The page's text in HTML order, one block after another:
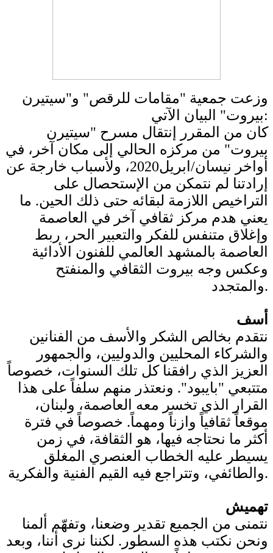
وزعت جمعية "مقامات للرقص" و"سيتيرن
بيروت" البيان الآتي:
‏كان من المقرر إنتقال مسرح "سيتيرن
بيروت" من مركزه الحالي إلى مكان آخر، في
أواخر نيسان/ابريل2020، ولأسباب خارجة عن
إرادتنا لم نتمكن من الإستحصال على
التراخيص اللازمة لبقائه حتى ذلك الحين. ما
يعني هدم مركز ثقافي آخر في العاصمة
وإغلاق متنفس للفكر والتعبير الحر، ربط
العاصمة بالمشهد العالمي للفنون الأدائية
وعكس وجه بيروت الثقافي والمنفتح
والمتجدد.
أسف
نتقدم بخالص الشكر والأسف من الفنانين
والشركاء المحليين والدوليين، والجمهور
العزيز الذي رافقنا كل تلك السنوات، خصوصاً
متتبعي "بايبود". ونعتذر منهم سلفاً على هذا
القرار الذي تخسر معه العاصمة، ولبنان،
موقعاً ثقافياً وازناً ومهماً. خصوصاً في فترة
أكثر ما نحتاجه فيها، هو الثقافة، في زمن
يسيطر عليه الخطاب العنصري المغلق
والطائفي، وتتراجع فيه القيم الفنية والفكرية.
تهميش
نتمنى من الجميع تقدير وضعنا، وتفهّم ألمنا
ونحن نكتب هذه السطور. لكننا نرى أننا، وبعد